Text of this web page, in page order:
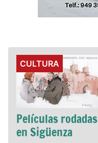
Details
CULTURA
Películas rodadas
en Sigüenza